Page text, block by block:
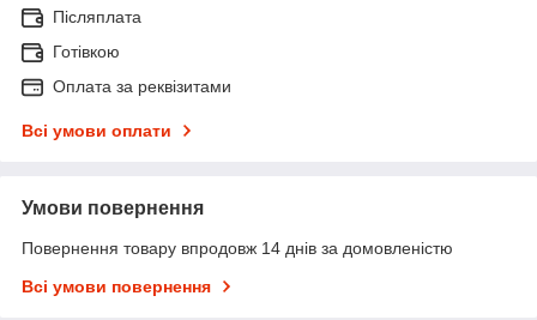
Післяплата
Готівкою
Оплата за реквізитами
Всі умови оплати
Умови повернення
Повернення товару впродовж 14 днів за домовленістю
Всі умови повернення